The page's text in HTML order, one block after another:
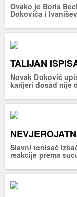
Ovako je Boris
Đokovića i
TALIJAN
Novak Đoković
karijeri dosad nije
Slavni tenisač
reakcije prema